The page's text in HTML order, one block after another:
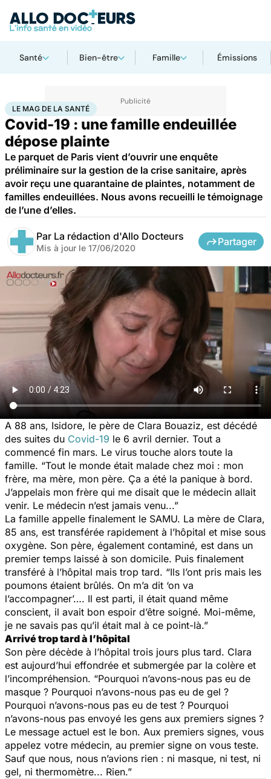
Santé Bien-être Famille Émissions
AccueilSanté SociétéJustice Le Mag de la Santé
LE MAG DE LA SANTÉ
Covid-19 : une famille endeuillée
dépose plainte
Le parquet de Paris vient d’ouvrir une enquête
préliminaire sur la gestion de la crise sanitaire, après
avoir reçu une quarantaine de plaintes, notamment de
familles endeuillées. Nous avons recueilli le témoignage
de l’une d’elles.
Par La rédaction d'Allo Docteurs
Mis à jour le 17/06/2020
Partager
A 88 ans, Isidore, le père de Clara Bouaziz, est décédé
des suites du Covid-19 le 6 avril dernier. Tout a
commencé fin mars. Le virus touche alors toute la
famille. “Tout le monde était malade chez moi : mon
frère, ma mère, mon père. Ça a été la panique à bord.
J’appelais mon frère qui me disait que le médecin allait
venir. Le médecin n’est jamais venu...”
La famille appelle finalement le SAMU. La mère de Clara,
85 ans, est transférée rapidement à l’hôpital et mise sous
oxygène. Son père, également contaminé, est dans un
premier temps laissé à son domicile. Puis finalement
transféré à l’hôpital mais trop tard. “Ils l’ont pris mais les
poumons étaient brûlés. On m’a dit ‘on va
l’accompagner’…. Il est parti, il était quand même
conscient, il avait bon espoir d’être soigné. Moi-même,
je ne savais pas qu’il était mal à ce point-là.”
Arrivé trop tard à l’hôpital
Son père décède à l’hôpital trois jours plus tard. Clara
est aujourd’hui effondrée et submergée par la colère et
l’incompréhension. “Pourquoi n’avons-nous pas eu de
masque ? Pourquoi n’avons-nous pas eu de gel ?
Pourquoi n’avons-nous pas eu de test ? Pourquoi
n’avons-nous pas envoyé les gens aux premiers signes ?
Le message actuel est le bon. Aux premiers signes, vous
appelez votre médecin, au premier signe on vous teste.
Sauf que nous, nous n’avions rien : ni masque, ni test, ni
gel, ni thermomètre... Rien.”